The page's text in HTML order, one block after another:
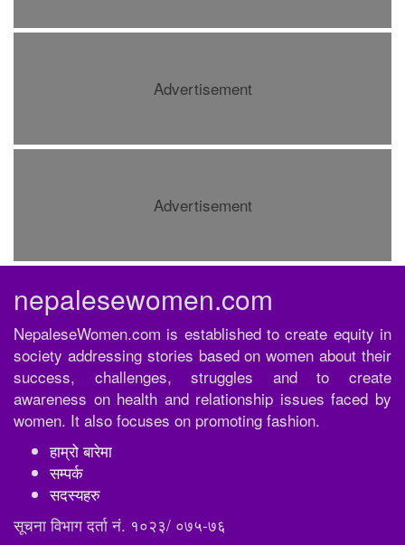
Advertisement
Advertisement
nepalesewomen.com
NepaleseWomen.com is established to create equity in
society addressing stories based on women about their
success, challenges, struggles and to create
awareness on health and relationship issues faced by
women. It also focuses on promoting fashion.
हाम्रो बारेमा
सम्पर्क
सदस्यहरु
सूचना विभाग दर्ता नं. १०२३/ ०७५-७६